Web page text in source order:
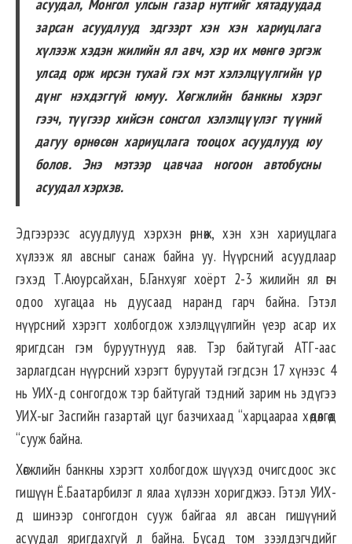
зарсан асуудлууд эдгээрт хэн хэн хариуцлага
хүлээж хэдэн жилийн ял авч, хэр их мөнгө эргэж
улсад орж ирсэн тухай гэх мэт хэлэлцүүлгийн үр
дүнг нэхдэггүй юмуу. Хөгжлийн банкны хэрэг
гээч, түүгээр хийсэн сонсгол хэлэлцүүлэг түүний
дагуу өрнөсөн хариуцлага тооцох асуудлууд юу
болов. Энэ мэтээр цавчаа ногоон автобусны
асуудал хэрхэв.
Эдгээрээс асуудлууд хэрхэн өрнөж, хэн хэн хариуцлага
хүлээж ял авсныг санаж байна уу. Нүүрсний асуудлаар
гэхэд Т.Аюурсайхан, Б.Ганхуяг хоёрт 2-3 жилийн ял өгч
одоо хугацаа нь дуусаад наранд гарч байна. Гэтэл
нүүрсний хэрэгт холбогдож хэлэлцүүлгийн үеэр асар их
яригдсан гэм буруутнууд яав. Тэр байтугай АТГ-аас
зарлагдсан нүүрсний хэрэгт буруутай гэгдсэн 17 хүнээс 4
нь УИХ-д сонгогдож тэр байтугай тэдний зарим нь эдүгээ
УИХ-ыг Засгийн газартай цуг базчихаад “харцаараа хөдөлгөөд
“сууж байна.
Хөгжлийн банкны хэрэгт холбогдож шүүхэд очигсдоос экс
гишүүн Ё.Баатарбилэг л ялаа хүлээн хоригджээ. Гэтэл УИХ-
д шинээр сонгогдон сууж байгаа ял авсан гишүүний
асуудал яригдахгүй л байна. Бусад том зээлдэгчдийг